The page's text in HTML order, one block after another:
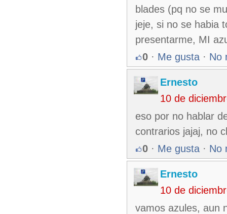
blades (pq no se
jeje, si no se habia
presentarme, MI
0 · Me gusta · No
Ernesto
10 de
eso por no hablar
contrarios jajaj, no
0 · Me gusta · No
Ernesto
10 de
vamos azules, aun